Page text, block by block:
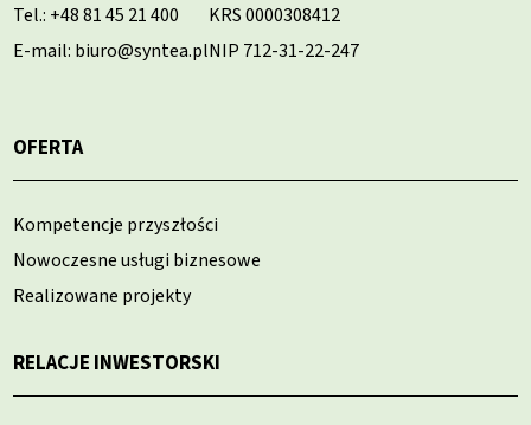
Tel.: +48 81 45 21 400
E-mail: biuro@syntea.pl
KRS 0000308412
NIP 712-31-22-247
OFERTA
Kompetencje przyszłości
Nowoczesne usługi biznesowe
Realizowane projekty
RELACJE INWESTORSKI